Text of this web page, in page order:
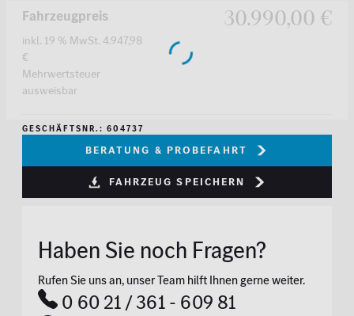
Fahrzeugpreis 30.990,00 €
inkl. 19 % MwSt. 4.947,98
€
Mehrwertsteuer
ausweisbar
GESCHÄFTSNR.: 604737
Beratung & Probefahrt
Fahrzeug speichern
Haben Sie noch Fragen?
Rufen Sie uns an, unser Team hilft Ihnen gerne weiter.
0 60 21 / 361 - 609 81